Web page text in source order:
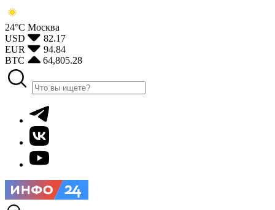
24°С Москва
USD
82.17
EUR
94.84
BTC
64,805.28